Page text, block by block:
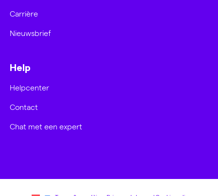
Carrière
Nieuwsbrief
Help
Helpcenter
Contact
Chat met een expert